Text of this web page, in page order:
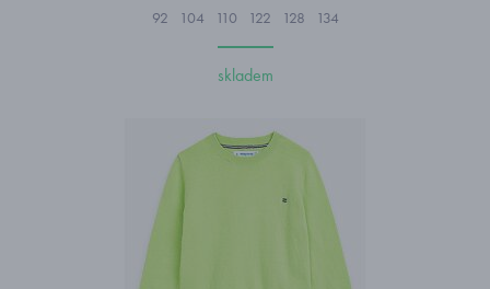
92 104 110 122 128 134
skladem